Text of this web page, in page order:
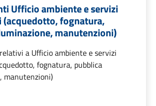
Ufficio ambiente e servizi
fognatura,
manutenzioni)
a Ufficio ambiente e servizi
fognatura, pubblica
manutenzioni)